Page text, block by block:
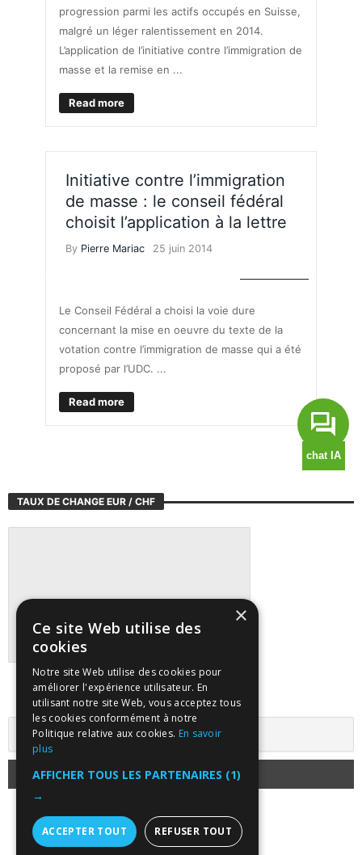
progression parmi les actifs occupés en Suisse,
malgré un léger ralentissement en 2014.
L’application de l’initiative contre l’immigration de
masse et la remise en ...
Read more
Initiative contre l’immigration
de masse : le conseil fédéral
choisit l’application à la lettre
By Pierre Mariac 25 juin 2014
Le Conseil Fédéral a choisi la voie dure
concernant la mise en oeuvre du texte de la
votation contre l’immigration de masse qui a été
proposé par l’UDC. ...
Read more
TAUX DE CHANGE EUR / CHF
Suivre tous les marchés sur TradingView
×
Ce site Web utilise des
cookies
Notre site Web utilise des cookies pour
améliorer l'expérience utilisateur. En
utilisant notre site Web, vous acceptez tous
les cookies conformément à notre
Politique relative aux cookies. En savoir
plus
AFFICHER TOUS LES PARTENAIRES (1)
→
ACCEPTER TOUT REFUSER TOUT